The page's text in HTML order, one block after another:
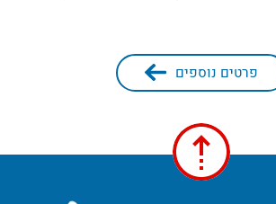
פרטים נוספים